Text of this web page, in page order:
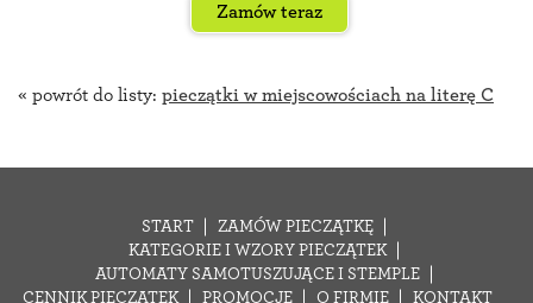
Zamów teraz
« powrót do listy: pieczątki w miejscowościach na literę C
START
ZAMÓW PIECZĄTKĘ
KATEGORIE I WZORY PIECZĄTEK
AUTOMATY SAMOTUSZUJĄCE I STEMPLE
CENNIK PIECZĄTEK
PROMOCJE O FIRMIE KONTAKT